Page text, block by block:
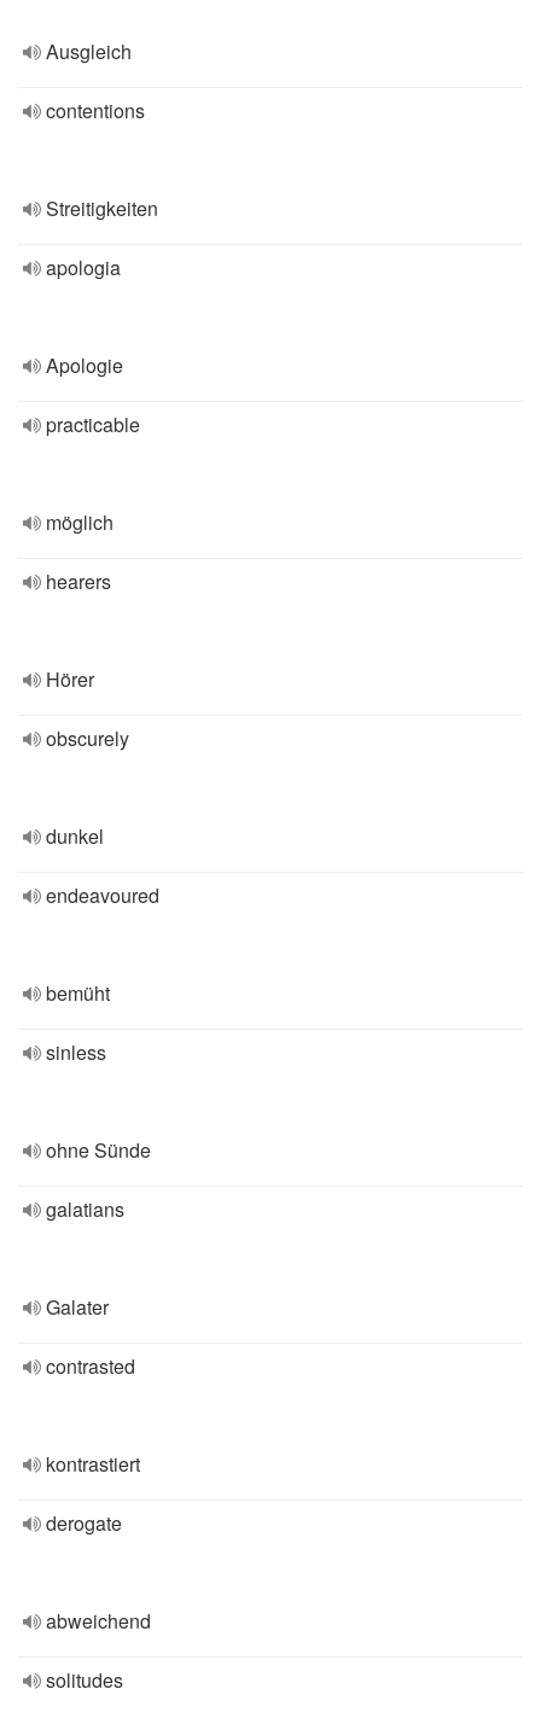
Ausgleich
contentions
Streitigkeiten
apologia
Apologie
practicable
möglich
hearers
Hörer
obscurely
dunkel
endeavoured
bemüht
sinless
ohne Sünde
galatians
Galater
contrasted
kontrastiert
derogate
abweichend
solitudes